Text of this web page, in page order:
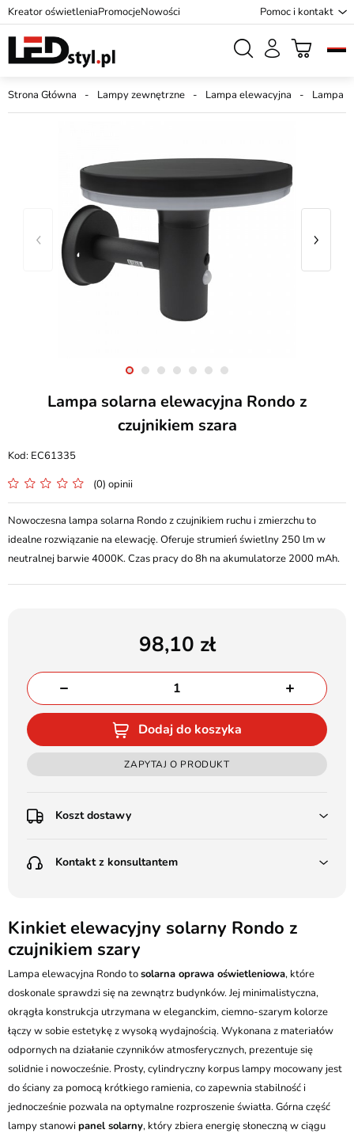
Kreator oświetleniaPromocjeNowości Pomoc i kontakt
Strona Główna Lampy zewnętrzne Lampa elewacyjna Lampa
Lampa solarna elewacyjna Rondo z
czujnikiem szara
EC61335
(0) opinii
Nowoczesna lampa solarna Rondo z czujnikiem ruchu i zmierzchu to
idealne rozwiązanie na elewację. Oferuje strumień świetlny 250 lm w
neutralnej barwie 4000K. Czas pracy do 8h na akumulatorze 2000 mAh.
98,10
Dodaj do koszyka
ZAPYTAJ O PRODUKT
Koszt dostawy
Poczta Polska Kurier 48H - 11 zł
(od 1000 zł dla gabarytów, nie dotyczy produktów 3m)
Pobranie:
Poczta Polska Kurier 48H - 16 zł
Kurier GLS - 20 zł
Przesyłka Gabarytowa - 35 zł
Kontakt z konsultantem
Batalionów Chłopskich 12, 94-058 Łódź
506 336 320
kontakt@ledstyl.pl
Kinkiet elewacyjny solarny Rondo z
czujnikiem szary
Lampa elewacyjna Rondo tosolarna oprawa oświetleniowa, które
doskonale sprawdzi się na zewnątrz budynków. Jej minimalistyczna,
okrągła konstrukcja utrzymana w eleganckim, ciemno-szarym kolorze
łączy w sobie estetykę z wysoką wydajnością. Wykonana z materiałów
odpornych na działanie czynników atmosferycznych, prezentuje się
solidnie i nowocześnie. Prosty, cylindryczny korpus lampy mocowany jest
do ściany za pomocą krótkiego ramienia, co zapewnia stabilność i
jednocześnie pozwala na optymalne rozproszenie światła. Górna część
lampy stanowipanel solarny, który zbiera energię słoneczną w ciągu